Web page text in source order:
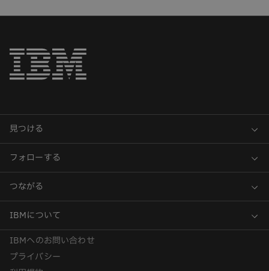
IBMへのお問い合わせ
プライバシー